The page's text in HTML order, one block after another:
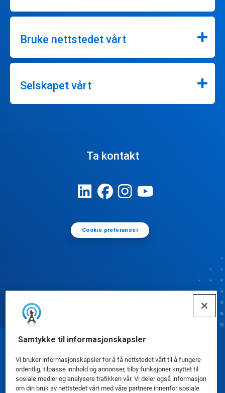
Samtykke til informasjonskapsler
Vi bruker informasjonskapsler for å få nettstedet vårt til å fungere
ordentlig, tilpasse innhold og annonser, tilby funksjoner knyttet til
sosiale medier og analysere trafikken vår. Vi deler også informasjon
om din bruk av nettstedet vårt med våre partnere innenfor sosiale
Bruke nettstedet vårt
Selskapet vårt
Ta kontakt
Cookie preferanser
Sikkerhetsdatablad|Personvernerklæring|